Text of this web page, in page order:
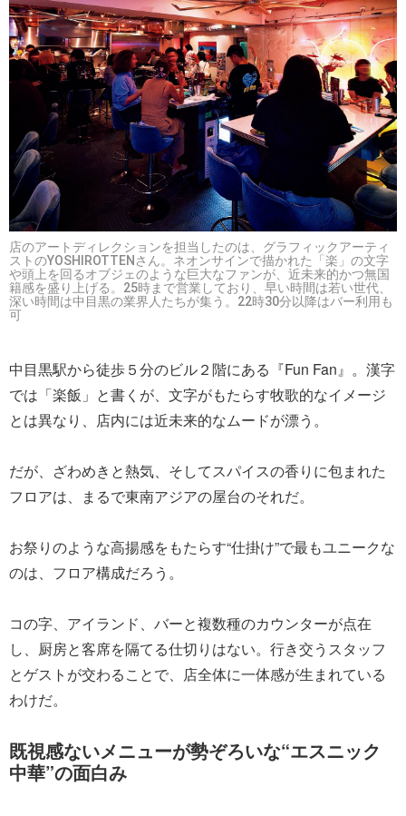
店のアートディレクションを担当したのは、グラフィックアーティ
ストのYOSHIROTTENさん。ネオンサインで描かれた「楽」の文字
や頭上を回るオブジェのような巨大なファンが、近未来的かつ無国
籍感を盛り上げる。25時まで営業しており、早い時間は若い世代、
深い時間は中目黒の業界人たちが集う。22時30分以降はバー利用も
可
中目黒駅から徒歩５分のビル２階にある『Fun Fan』。漢字
では「楽飯」と書くが、文字がもたらす牧歌的なイメージ
とは異なり、店内には近未来的なムードが漂う。
だが、ざわめきと熱気、そしてスパイスの香りに包まれた
フロアは、まるで東南アジアの屋台のそれだ。
お祭りのような高揚感をもたらす“仕掛け”で最もユニークな
のは、フロア構成だろう。
コの字、アイランド、バーと複数種のカウンターが点在
し、厨房と客席を隔てる仕切りはない。行き交うスタッフ
とゲストが交わることで、店全体に一体感が生まれている
わけだ。
既視感ないメニューが勢ぞろいな“エスニック
中華”の面白み